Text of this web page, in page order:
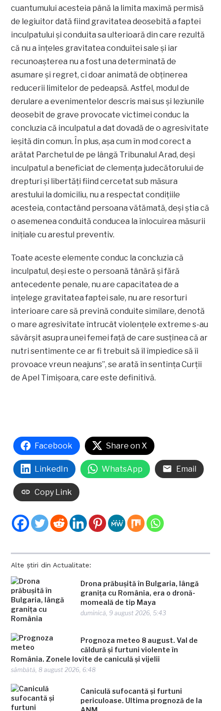
Alte știri din Actualitate:
Drona prăbușită în Bulgaria, lângă
granița cu România, era o dronă-
momeală de tip Maya
duminică, 9 august 2026, 5:43
Prognoza meteo 8 august. Val de
căldură și furtuni violente în
România. Zonele lovite de caniculă și vijelii
sâmbătă, 8 august 2026, 6:48
Caniculă sufocantă și furtuni
periculoase. Ultima prognoză de la
cuantumului acesteia până la limita maximă permisă
de legiuitor dată fiind gravitatea deosebită a faptei
inculpatului şi conduita sa ulterioară din care rezultă
că nu a înţeles gravitatea conduitei sale şi iar
recunoaşterea nu a fost una determinată de
asumare şi regret, ci doar animată de obţinerea
reducerii limitelor de pedeapsă. Astfel, modul de
derulare a evenimentelor descris mai sus şi leziunile
deosebit de grave provocate victimei conduc la
concluzia că inculpatul a dat dovadă de o agresivitate
ieşită din comun. În plus, aşa cum în mod corect a
arătat Parchetul de pe lângă Tribunalul Arad, deşi
inculpatul a beneficiat de clemenţa judecătorului de
drepturi şi libertăţi fiind cercetat sub măsura
arestului la domiciliu, nu a respectat condiţiile
acesteia, contactând persoana vătămată, deşi ştia că
o asemenea conduită conducea la înlocuirea măsurii
iniţiale cu arestul preventiv.
Toate aceste elemente conduc la concluzia că
inculpatul, deşi este o persoană tânără şi fără
antecedente penale, nu are capacitatea de a
înţelege gravitatea faptei sale, nu are resorturi
interioare care să prevină conduite similare, denotă
o mare agresivitate întrucât violenţele extreme s-au
săvârşit asupra unei femei faţă de care susţinea că ar
nutri sentimente ce ar fi trebuit să îl împiedice să îi
provoace vreun neajuns”, se arată în sentinţa Curţii
de Apel Timişoara, care este definitivă.
Facebook Share on X
LinkedIn WhatsApp Email
Copy Link